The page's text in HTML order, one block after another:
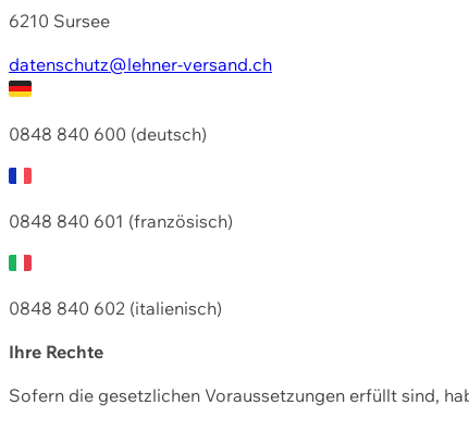
6210 Sursee
datenschutz@lehner-versand.ch
0848 840 600 (deutsch)
0848 840 601 (französisch)
0848 840 602 (italienisch)
Ihre Rechte
Sofern die gesetzlichen Voraussetzungen erfüllt sind,